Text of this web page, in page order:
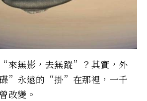
來無影，去無蹤”？其實，外
”永遠的“掛”在那裡，一千
改變。